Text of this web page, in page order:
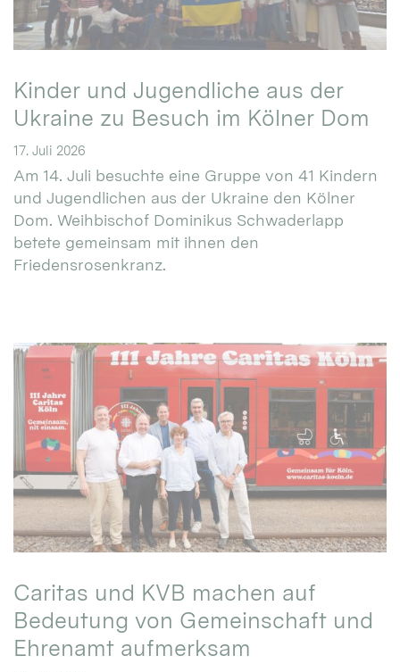
Kinder und Jugendliche aus der
Ukraine zu Besuch im Kölner Dom
17. Juli 2026
Am 14. Juli besuchte eine Gruppe von 41 Kindern
und Jugendlichen aus der Ukraine den Kölner
Dom. Weihbischof Dominikus Schwaderlapp
betete gemeinsam mit ihnen den
Friedensrosenkranz.
Caritas und KVB machen auf
Bedeutung von Gemeinschaft und
Ehrenamt aufmerksam